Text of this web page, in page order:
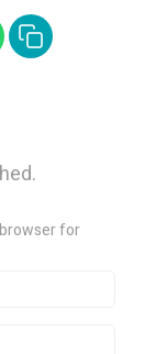
for